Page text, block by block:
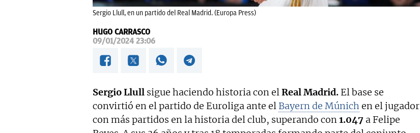
Sergio Llull, en un partido del Real Madrid. (Europa Press)
HUGO CARRASCO
09/01/2024 23:06
Sergio Llull sigue haciendo historia con elReal Madrid. El base se
convirtió en el partido de Euroliga ante el Bayern de Múnichen el jugador
con más partidos en la historia del club, superando con1.047 a Felipe